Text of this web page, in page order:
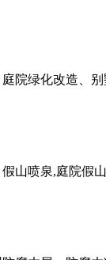
院绿化改造、
山喷泉,庭院假